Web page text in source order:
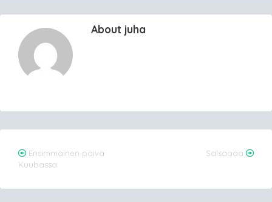
About juha
Post
navigation
Ensimmäinen päivä
Kuubassa
Salsaaaa